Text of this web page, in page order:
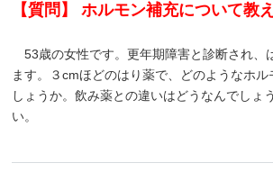
【質問】 ホルモン補充について教
53歳の女性です。更年期障害と診断され、
ます。３cmほどのはり薬で、どのようなホ
しょうか。飲み薬との違いはどうなんでしょ
い。